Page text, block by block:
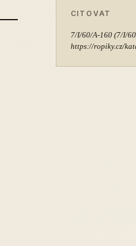
CITOVAT
7/I/60/A-160(7/I/
https://ropiky.cz/